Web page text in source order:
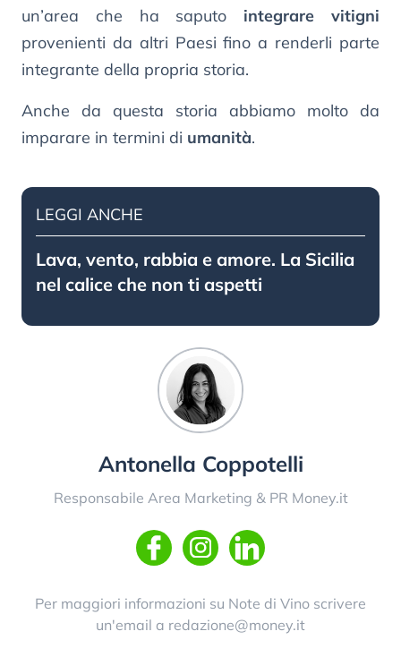
un’area che ha saputo integrare vitigni
provenienti da altri Paesi fino a renderli parte
integrante della propria storia.
Anche da questa storia abbiamo molto da
imparare in termini di umanità.
LEGGI ANCHE
Lava, vento, rabbia e amore. La Sicilia
nel calice che non ti aspetti
Antonella Coppotelli
Responsabile Area Marketing & PR Money.it
Per maggiori informazioni su Note di Vino scrivere
un'email a redazione@money.it